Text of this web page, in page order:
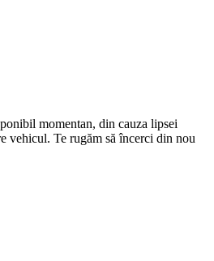
momentan, din cauza lipsei
vehicul. Te rugăm să încerci din nou